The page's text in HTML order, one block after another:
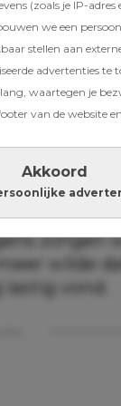
(zoals je IP-adres
we een
stellen aan
advertenties te
waartegen je
van de website
Akkoord
liggen
is:
soms wel.
schrijft de
zongen
wilde
vond.